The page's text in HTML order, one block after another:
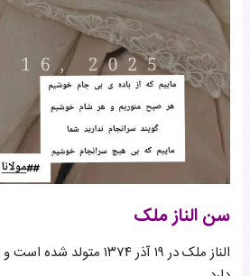
سن الناز ملک